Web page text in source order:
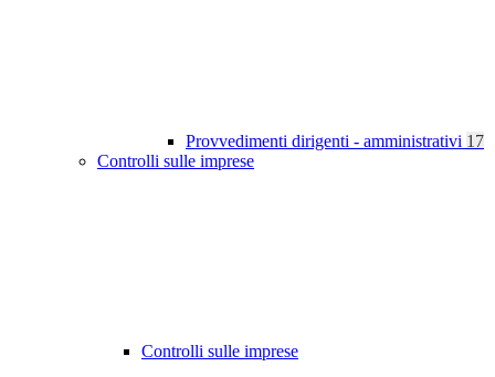
Provvedimenti dirigenti - amministrativi 17
Controlli sulle imprese
Controlli sulle imprese